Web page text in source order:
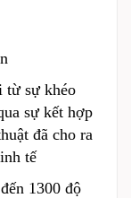
từ sự khéo
sự kết hợp
đã cho ra
tế
1300 độ